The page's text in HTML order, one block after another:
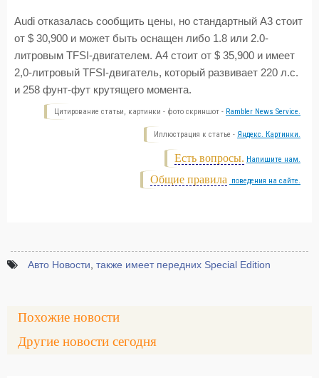
Audi отказалась сообщить цены, но стандартный А3 стоит
от $ 30,900 и может быть оснащен либо 1.8 или 2.0-
литровым TFSI-двигателем. А4 стоит от $ 35,900 и имеет
2,0-литровый TFSI-двигатель, который развивает 220 л.с.
и 258 фунт-фут крутящего момента.
Цитирование статьи, картинки - фото скриншот - Rambler News Service.
Иллюстрация к статье - Яндекс. Картинки.
Есть вопросы. Напишите нам.
Общие правила поведения на сайте.
Авто Новости также имеет передних Special Edition
Похожие новости
Другие новости сегодня